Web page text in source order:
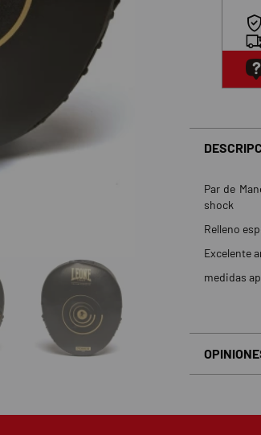
Par de
shock
Relleno
Excelente
medidas